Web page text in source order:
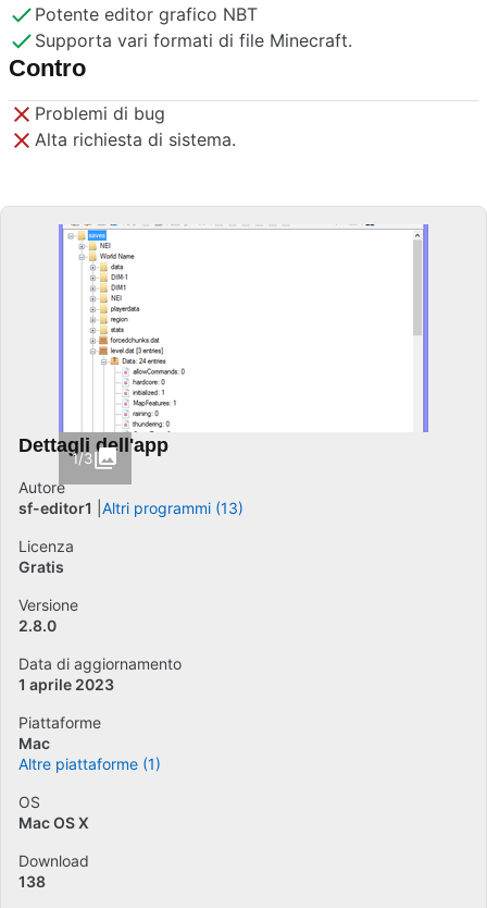
Potente editor grafico NBT
Supporta vari formati di file Minecraft.
Contro
Problemi di bug
Alta richiesta di sistema.
1/3
Dettagli dell'app
Autore
sf-editor1
Altri programmi (13)
Licenza
Gratis
Versione
2.8.0
Data di aggiornamento
1 aprile 2023
Piattaforme
Mac
Altre piattaforme (1)
OS
Mac OS X
Download
138